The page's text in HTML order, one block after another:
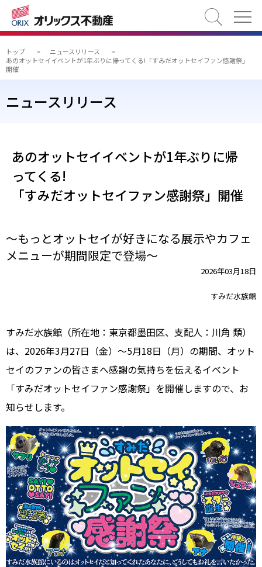
検索
トップ > ニュースリリース
>
あのオットセイイベントが1年ぶりに帰ってくる!「すみだオットセイファン感謝祭」
開催
ニュースリリース
あのオットセイイベントが1年ぶりに帰
ってくる!
「すみだオットセイファン感謝祭」開催
～もっとオットセイが好きになる展示やカフェ
メニューが期間限定で登場～
2026年03月18日
すみだ水族館
すみだ水族館（所在地：東京都墨田区、支配人：川角 類）
は、2026年3月27日（金）～5月18日（月）の期間、オット
セイのファンの皆さまへ感謝の気持ちを伝えるイベント
「すみだオットセイファン感謝祭」を開催しますので、お
知らせします。